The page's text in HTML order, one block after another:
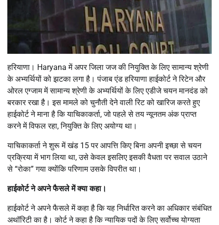
हरियाणा। Haryana में अपर जिला जज की नियुक्ति के लिए सामान्य श्रेणी
के अभ्यर्थियों को झटका लगा है। पंजाब एंड हरियाणा हाईकोर्ट ने रिटेन और
ओरल एग्जाम में सामान्य श्रेणी के अभ्यर्थियों के लिए एडीजे चयन मानदंड को
बरकार रखा है। इस मामले को चुनौती देने वाली रिट को खारिज करते हुए
हाईकोर्ट ने माना है कि याचिकाकर्ता, जो पहले से तय न्यूनतम अंक प्राप्त
करने में विफल रहा, नियुक्ति के लिए अयोग्य था।
याचिकाकर्ता ने शुरू में खंड 15 पर आपत्ति किए बिना अपनी इच्छा से चयन
प्रक्रिया में भाग लिया था, उसे केवल इसलिए इसकी वैधता पर सवाल उठाने
से “रोका” गया क्योंकि परिणाम उसके विपरीत था।
हाईकोर्ट ने अपने फैसले में क्या कहा।
हाईकोर्ट ने अपने फैसले में कहा है कि यह निर्धारित करने का अधिकार संबंधित
अथॉरिटी का है। कोर्ट ने कहा है कि न्यायिक पदों के लिए सर्वोच्च योग्यता